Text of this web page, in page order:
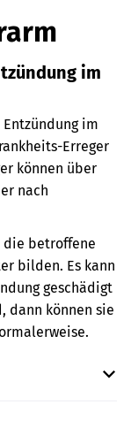
im
im
Erreger
können über
nach
die betroffene
bilden. Es kann
geschädigt
dann können sie